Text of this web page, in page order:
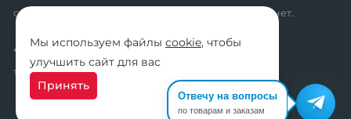
Мы используем файлы cookie, чтобы
улучшить сайт для вас
Принять
скидок, промокоды, акции. Удобный личный кабинет.
* мы не осуществляем дистанционную продажу
табачной продукции розничным клиентам
Отвечу на вопросы
по товарам и заказам